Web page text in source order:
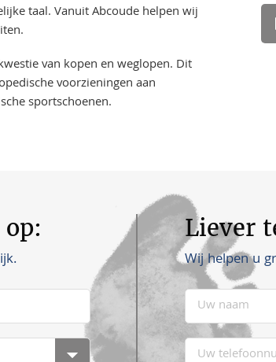
taal. Vanuit Abcoude helpen wij
van kopen en weglopen. Dit
voorzieningen aan
sportschoenen.
Liever
Wij helpen u